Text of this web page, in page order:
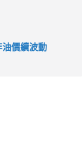
價續波動
錦標